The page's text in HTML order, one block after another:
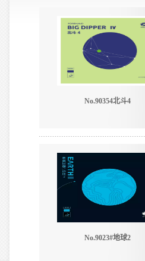
No.90354北斗4
No.9023#地球2